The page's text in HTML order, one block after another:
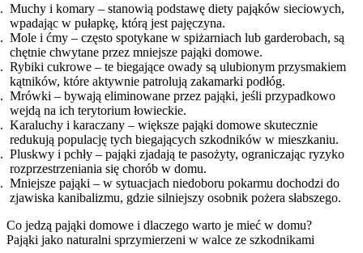
Muchy i komary – stanowią podstawę diety pająków sieciowych,
wpadając w pułapkę, którą jest pajęczyna.
Mole i ćmy – często spotykane w spiżarniach lub garderobach, są
chętnie chwytane przez mniejsze pająki domowe.
Rybiki cukrowe – te biegające owady są ulubionym przysmakiem
kątników, które aktywnie patrolują zakamarki podłóg.
Mrówki – bywają eliminowane przez pająki, jeśli przypadkowo
wejdą na ich terytorium łowieckie.
Karaluchy i karaczany – większe pająki domowe skutecznie
redukują populację tych biegających szkodników w mieszkaniu.
Pluskwy i pchły – pająki zjadają te pasożyty, ograniczając ryzyko
rozprzestrzeniania się chorób w domu.
Mniejsze pająki – w sytuacjach niedoboru pokarmu dochodzi do
zjawiska kanibalizmu, gdzie silniejszy osobnik pożera słabszego.
Co jedzą pająki domowe i dlaczego warto je mieć w domu?
Pająki jako naturalni sprzymierzeni w walce ze szkodnikami